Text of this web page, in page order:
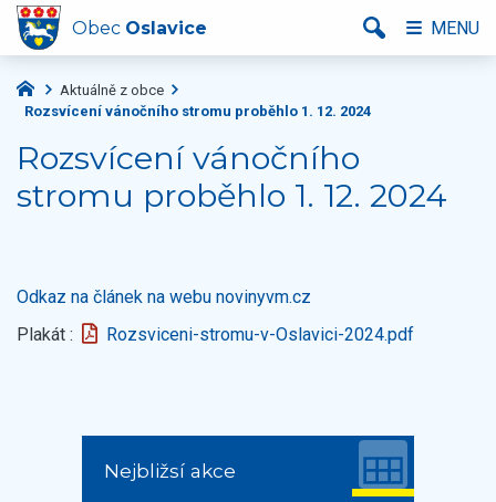
Aktuálně z obce
Rozsvícení vánočního stromu proběhlo 1. 12. 2024
Rozsvícení vánočního
stromu proběhlo 1. 12. 2024
Odkaz na článek na webu novinyvm.cz
Plakát :
Rozsviceni-stromu-v-Oslavici-2024.pdf
Nejbližsí akce
Obec Oslavice MENU